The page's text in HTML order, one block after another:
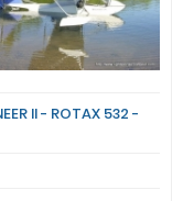
II - ROTAX 532 -